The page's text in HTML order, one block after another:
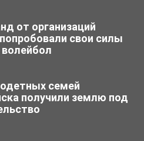
от организаций
свои силы
волейбол
семей
получили землю под